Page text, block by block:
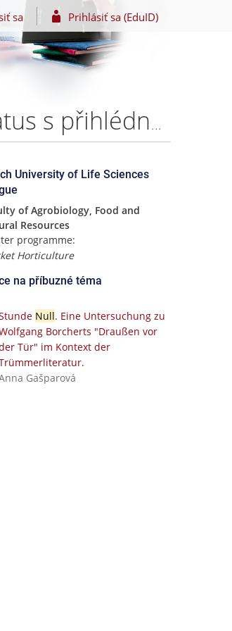
sa Prihlásiť sa (EduID)
Vliv manganu na kolonizaci substrátu houby Pleurotus ostreatus s přihlédnutím na aktivitu mangan peroxidázy – Irena Kohoutová
University of Life Sciences
of Agrobiology, Food and
Resources
programme:
Horticulture
na příbuzné téma
Null. Eine Untersuchung zu
Borcherts "Draußen vor
Tür" im Kontext der
Gašparová